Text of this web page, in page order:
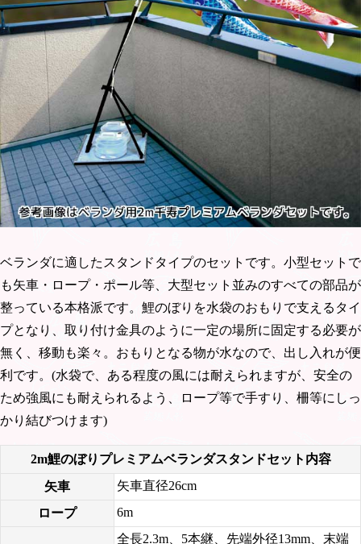
ベランダに適したスタンドタイプのセットです。小型セットで
も矢車・ロープ・ポール等、大型セット並みのすべての部品が
整っている本格派です。鯉のぼりを水袋のおもりで支えるタイ
プとなり、取り付け金具のように一定の場所に固定する必要が
無く、移動も楽々。おもりとなる物が水なので、出し入れが便
利です。(水袋で、ある程度の風には耐えられますが、安全の
ため強風にも耐えられるよう、ロープ等で手すり、柵等にしっ
かり結びつけます)
2m鯉のぼりプレミアムベランダスタンドセット内容
矢車
矢車直径26cm
ロープ
6m
全長2.3m、5本継、先端外径13mm、末端